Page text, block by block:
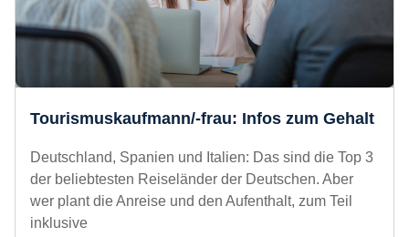
Tourismuskaufmann/-frau: Infos zum
Gehalt
Deutschland, Spanien und Italien: Das sind die